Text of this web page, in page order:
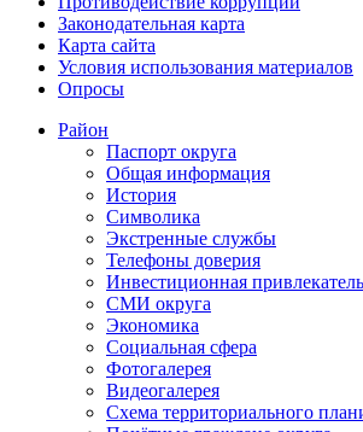
Законодательная карта
Карта сайта
Условия использования материалов
Опросы
Район
Паспорт округа
Общая информация
История
Символика
Экстренные службы
Телефоны доверия
Инвестиционная
СМИ округа
Экономика
Социальная сфера
Фотогалерея
Видеогалерея
Схема территориального